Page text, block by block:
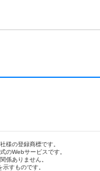
様の登録商標です。
のWebサービスです。
係ありません。
すものです。